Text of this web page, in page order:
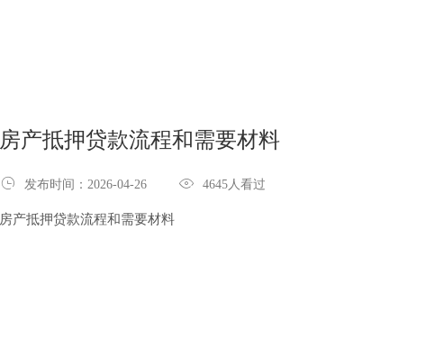
房产抵押贷款流程和需要材料
 发布时间：2026-04-26  4645人看过
房产抵押贷款流程和需要材料